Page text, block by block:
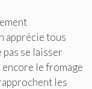
apprécie tous
pas se laisser
le fromage
les